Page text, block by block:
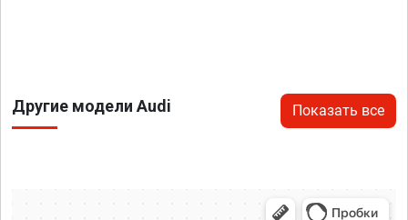
Другие модели Audi Показать все